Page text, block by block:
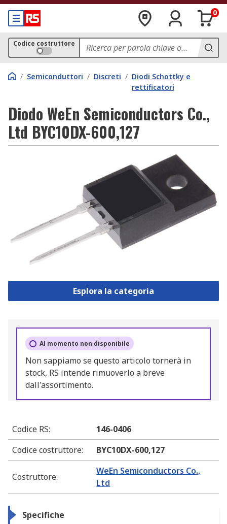
0
Codice costruttore
/ Semiconduttori / Discreti / Diodi Schottky e
rettificatori
Diodo WeEn Semiconductors Co.,
Ltd BYC10DX-600,127
Esplora la categoria
Al momento non disponibile
Non sappiamo se questo articolo tornerà in
stock, RS intende rimuoverlo a breve
dall'assortimento.
Codice RS:
146-0406
Codice costruttore: BYC10DX-600,127
Costruttore:
WeEn Semiconductors Co.,
Ltd
Specifiche